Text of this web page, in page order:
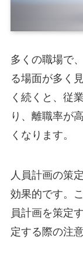
多くの職場で
る場面が多く
く続くと、従
り、離職率が
くなります。
人員計画の策
効果的です。
員計画を策定
定する際の注